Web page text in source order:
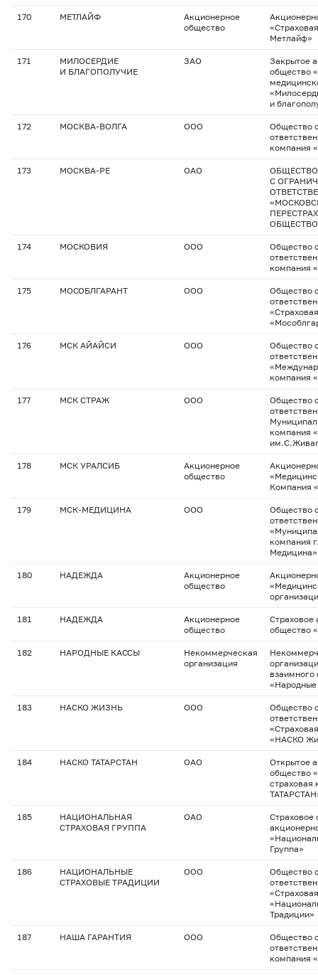
170 МЕТЛАЙФ
Акционерное
общество
Метлайф»
171
МИЛОСЕРДИЕ
И БЛАГОПОЛУЧИЕ
ЗАО
Закрытое
общество
и
172 МОСКВА-ВОЛГА ООО
Общество
компания
173 МОСКВА-РЕ ОАО
ОБЩЕСТВО
С
174 МОСКОВИЯ ООО
Общество
компания
175 МОСОБЛГАРАНТ ООО
Общество
176 МСК АЙАЙСИ ООО
Общество
компания
177 МСК СТРАЖ ООО
Общество
компания
178 МСК УРАЛСИБ
Акционерное
общество
Компания
179 МСК-МЕДИЦИНА ООО
Общество
компания
Медицина»
180 НАДЕЖДА
Акционерное
общество
181 НАДЕЖДА
Акционерное
общество
Страховое
общество
182 НАРОДНЫЕ КАССЫ
Некоммерческая
организация
взаимного
183 НАСКО ЖИЗНЬ ООО
Общество
«НАСКО
184 НАСКО ТАТАРСТАН ОАО
Открытое
общество
страховая
185
НАЦИОНАЛЬНАЯ
СТРАХОВАЯ ГРУППА
ОАО
Страховое
Группа»
186
НАЦИОНАЛЬНЫЕ
СТРАХОВЫЕ ТРАДИЦИИ
ООО
Общество
Традиции»
187 НАША ГАРАНТИЯ ООО
Общество
компания